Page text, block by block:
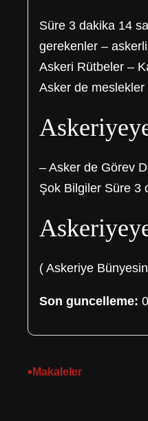
Süre 3 dakika 14
gerekenler –
Askeri Rütbeler –
Asker de meslekler
– Asker de Görev
Şok Bilgiler Süre 3
( Askeriye
Son guncelleme:
•Makaleler